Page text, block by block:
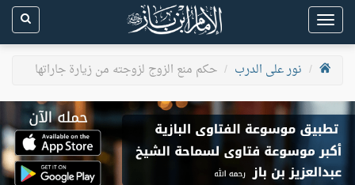
Toggle
navigation
نور على الدرب
حكم منع الزوج لزوجته من زيارة جاراتها